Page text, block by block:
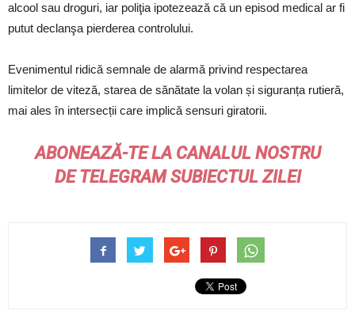
alcool sau droguri, iar poliţia ipotezează că un episod medical ar fi
putut declanşa pierderea controlului.
Evenimentul ridică semnale de alarmă privind respectarea
limitelor de viteză, starea de sănătate la volan și siguranța rutieră,
mai ales în intersecții care implică sensuri giratorii.
ABONEAZĂ-TE LA CANALUL NOSTRU
DETELEGRAMSUBIECTUL ZILEI